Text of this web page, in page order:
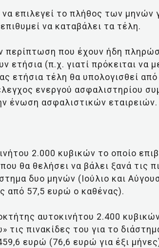
επιλεγεί το πλήθος των μηνών
να καταβάλει τα τέλη.
περίπτωση που έχουν ήδη
ετήσια (π.χ. γιατί πρόκειται να
ετήσια τέλη θα υπολογισθεί
ενεργού ασφαλιστηρίου
ένωση ασφαλιστικών εταιρειών.
2.000 κυβικών το οποίο
θα θελήσει να βάλει ξανά τις
δυο μηνών (Ιούλιο και
από 57,5 ευρώ ο καθένας).
αυτοκινήτου 2.400
τις πινακίδες του για το
ευρώ (76,6 ευρώ για έξι